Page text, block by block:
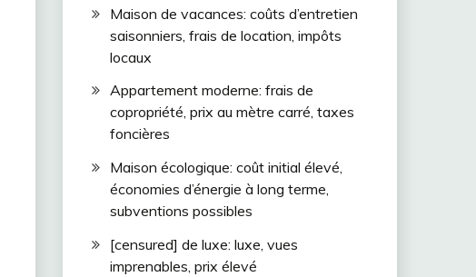
Maison de vacances: coûts d’entretien
saisonniers, frais de location, impôts
locaux
Appartement moderne: frais de
copropriété, prix au mètre carré, taxes
foncières
Maison écologique: coût initial élevé,
économies d’énergie à long terme,
subventions possibles
[censured] de luxe: luxe, vues
imprenables, prix élevé